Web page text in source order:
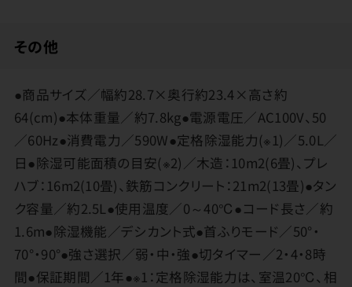
その他
●商品サイズ／幅約28.7×奥行約23.4×高さ約
64(cm)●本体重量／約7.8kg●電源電圧／AC100V、50
／60Hz●消費電力／590W●定格除湿能力(※1)／5.0L／
日●除湿可能面積の目安(※2)／木造：10m2(6畳)、プレ
ハブ：16m2(10畳)、鉄筋コンクリート：21m2(13畳)●タン
ク容量／約2.5L●使用温度／0～40℃●コード長さ／約
1.6m●除湿機能／デシカント式●首ふりモード／50°・
70°・90°●強さ選択／弱・中・強●切タイマー／2・4・8時
間●保証期間／1年●※1：定格除湿能力は、室温20℃、相